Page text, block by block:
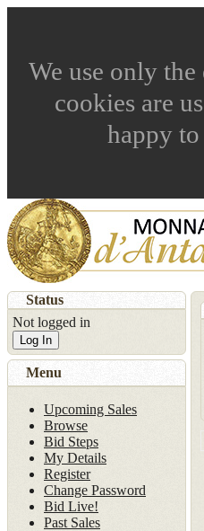
We use only
cookies are
happy
Status
Not logged in
Log In
Menu
Upcoming Sales
Browse
Bid Steps
My Details
Register
Change Password
Bid Live!
Past Sales